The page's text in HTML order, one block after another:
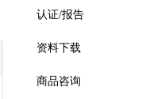
认证/报告
资料下载
商品咨询